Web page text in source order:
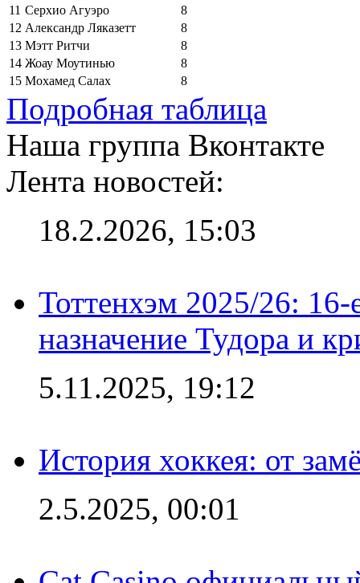
11 Серхио Агуэро
8
12 Александр Ляказетт
8
13 Мэтт Ритчи
8
14 Жоау Моутинью
8
15 Мохамед Салах 8
Подробная таблица
Наша группа Вконтакте
Лента новостей:
18.2.2026, 15:03
Тоттенхэм 2025/26:
назначение Тудора и
5.11.2025, 19:12
История хоккея: от
2.5.2025, 00:01